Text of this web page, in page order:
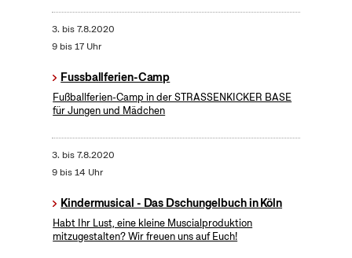
3. bis7.8.2020
9 bis 17 Uhr
Fussballferien-Camp
Fußballferien-Camp in der STRASSENKICKER BASE
für Jungen und Mädchen
3. bis7.8.2020
9 bis 14 Uhr
Kindermusical - Das Dschungelbuch in Köln
Habt Ihr Lust, eine kleine Muscialproduktion
mitzugestalten? Wir freuen uns auf Euch!